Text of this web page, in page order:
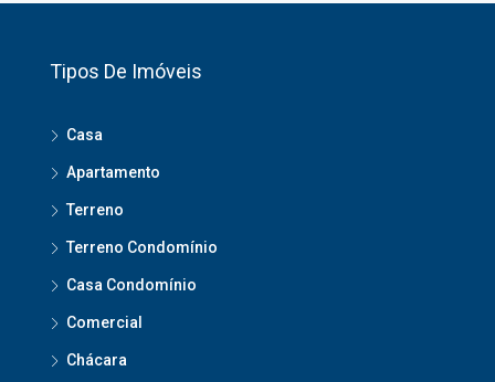
Tipos De Imóveis
Casa
Apartamento
Terreno
Terreno Condomínio
Casa Condomínio
Comercial
Chácara